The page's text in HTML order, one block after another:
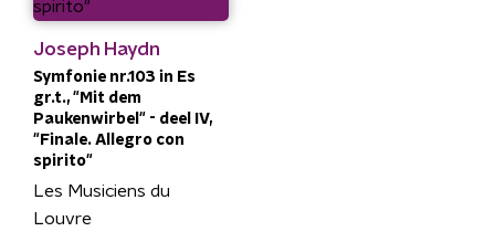
Joseph Haydn
Symfonie nr.103 in Es
gr.t., "Mit dem
Paukenwirbel" - deel IV,
"Finale. Allegro con
spirito"
Les Musiciens du
Louvre